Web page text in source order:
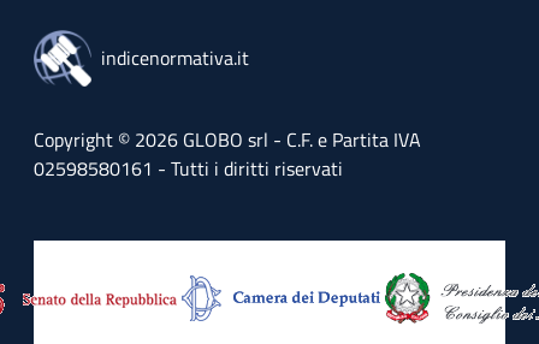
indicenormativa.it
Copyright © 2026 GLOBO srl - C.F. e Partita IVA
02598580161 - Tutti i diritti riservati